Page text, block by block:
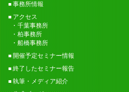
事務所情報
アクセス
千葉事務所
柏事務所
船橋事務所
開催予定セミナー情報
終了したセミナー報告
執筆・メディア紹介